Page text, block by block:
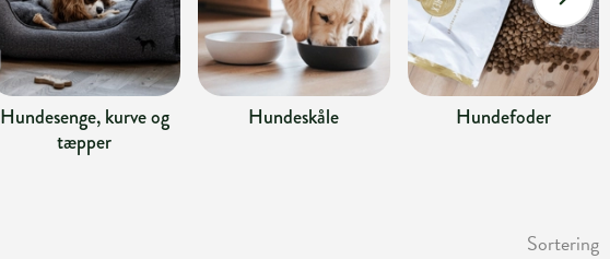
Hundesenge, kurve og
tæpper
Hundeskåle Hundefoder
Sortering